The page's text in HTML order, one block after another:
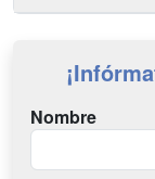
Nombre